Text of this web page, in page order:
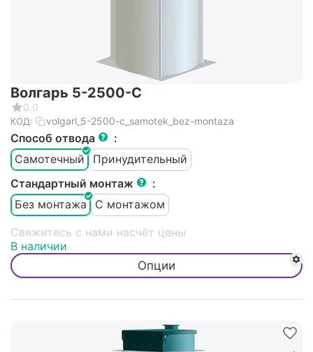
Волгарь 5-2500-С
0.0
КОД: volgarl_5-2500-c_samotek_bez-montaza
Способ отвода
:
Самотечный
Принудительный
Стандартный монтаж
:
Без монтажа
С монтажом
Свяжитесь с нами насчёт цены
Опции
В наличии